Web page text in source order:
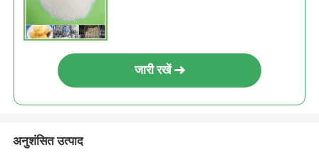
जारी रखें
अनुशंसित उत्पाद